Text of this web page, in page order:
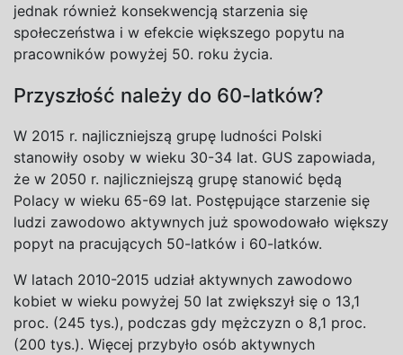
jednak również konsekwencją starzenia się
społeczeństwa i w efekcie większego popytu na
pracowników powyżej 50. roku życia.
Przyszłość należy do 60-latków?
W 2015 r. najliczniejszą grupę ludności Polski
stanowiły osoby w wieku 30-34 lat. GUS zapowiada,
że w 2050 r. najliczniejszą grupę stanowić będą
Polacy w wieku 65-69 lat. Postępujące starzenie się
ludzi zawodowo aktywnych już spowodowało większy
popyt na pracujących 50-latków i 60-latków.
W latach 2010-2015 udział aktywnych zawodowo
kobiet w wieku powyżej 50 lat zwiększył się o 13,1
proc. (245 tys.), podczas gdy mężczyzn o 8,1 proc.
(200 tys.). Więcej przybyło osób aktywnych